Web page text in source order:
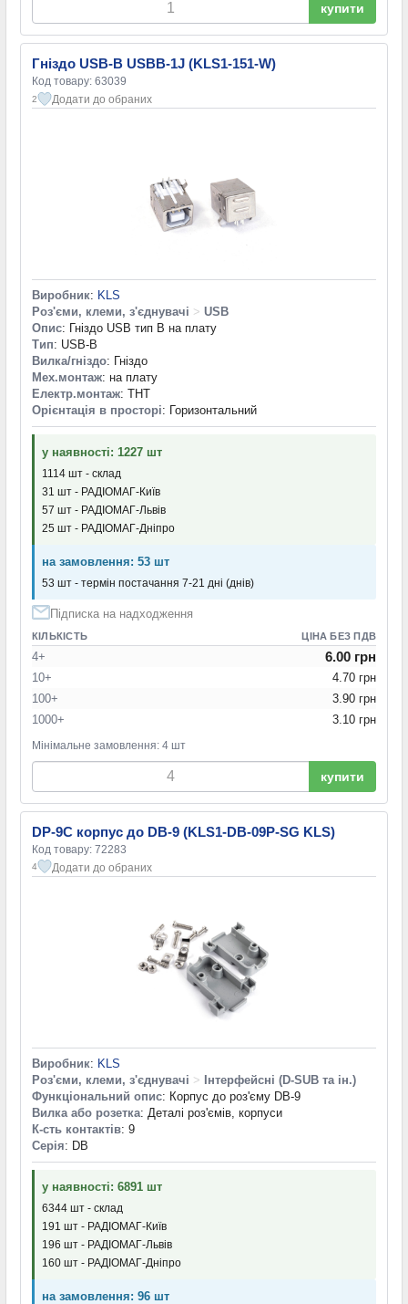
купити
Гніздо USB-B USBB-1J (KLS1-151-W)
Код товару: 63039
2 Додати до обраних
Виробник: KLS
Роз'єми, клеми, з'єднувачі > USB
Опис: Гніздо USB тип B на плату
Тип: USB-B
Вилка/гніздо: Гніздо
Мех.монтаж: на плату
Електр.монтаж: THT
Орієнтація в просторі: Горизонтальний
у наявності: 1227 шт
1114 шт - склад
31 шт - РАДІОМАГ-Київ
57 шт - РАДІОМАГ-Львів
25 шт - РАДІОМАГ-Дніпро
на замовлення: 53 шт
53 шт - термін постачання 7-21 дні (днів)
Підписка на надходження
КІЛЬКІСТЬ ЦІНА БЕЗ ПДВ
4+ 6.00 грн
10+
4.70 грн
100+
3.90 грн
1000+
3.10 грн
Мінімальне замовлення: 4 шт
купити
DP-9C корпус до DB-9 (KLS1-DB-09P-SG KLS)
Код товару: 72283
4 Додати до обраних
Виробник: KLS
Роз'єми, клеми, з'єднувачі > Інтерфейсні (D-SUB та ін.)
Функціональний опис: Корпус до роз'єму DB-9
Вилка або розетка: Деталі роз'ємів, корпуси
К-сть контактів: 9
Серія: DB
у наявності: 6891 шт
6344 шт - склад
191 шт - РАДІОМАГ-Київ
196 шт - РАДІОМАГ-Львів
160 шт - РАДІОМАГ-Дніпро
на замовлення: 96 шт